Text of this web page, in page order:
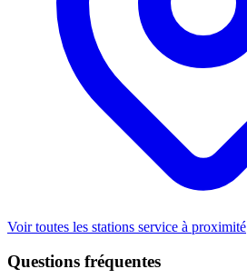
Voir toutes les stations service à proximité
Questions fréquentes